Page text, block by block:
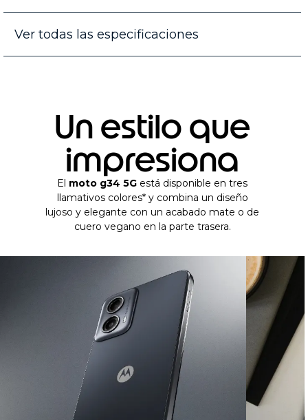
Ver todas las especificaciones
Un estilo que
impresiona
El moto g34 5G está disponible en tres
llamativos colores* y combina un diseño
lujoso y elegante con un acabado mate o de
cuero vegano en la parte trasera.